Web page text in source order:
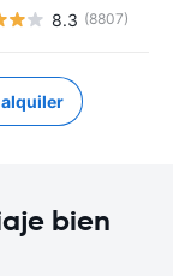
8.3 (8807)
bien